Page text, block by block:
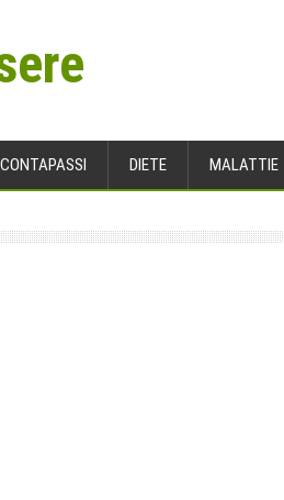
CONTAPASSI DIETE MALATTIE